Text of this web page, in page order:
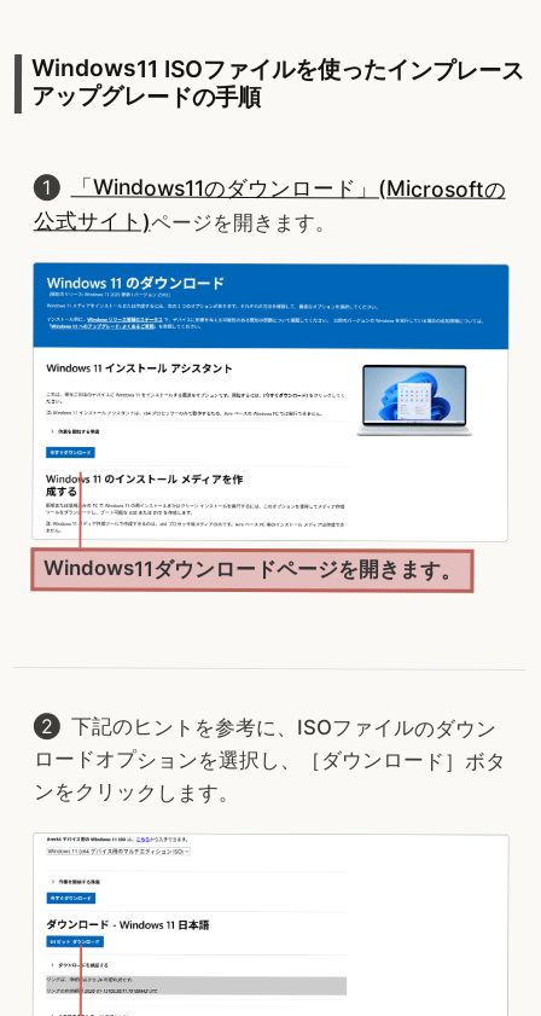
Windows11 ISOファイルを使ったインプレース
アップグレードの手順
「Windows11のダウンロード」(Microsoftの
公式サイト)ページを開きます。
Windows11ダウンロードページを開きます。
下記のヒントを参考に、ISOファイルのダウン
ロードオプションを選択し、［ダウンロード］ボタ
ンをクリックします。